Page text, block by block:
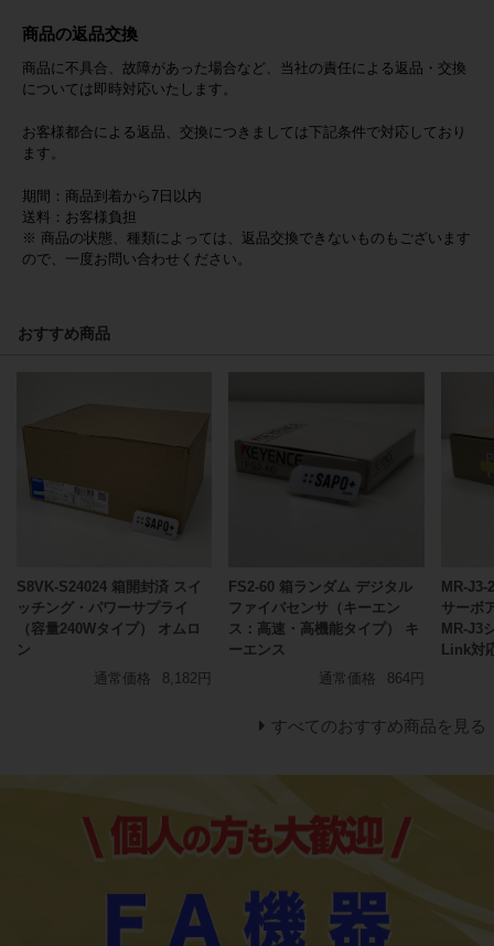
商品の返品交換
商品に不具合、故障があった場合など、当社の責任による返品・交換
については即時対応いたします。
お客様都合による返品、交換につきましては下記条件で対応しており
ます。
期間：商品到着から7日以内
送料：お客様負担
※ 商品の状態、種類によっては、返品交換できないものもございます
ので、一度お問い合わせください。
おすすめ商品
S8VK-S24024 箱開封済 スイ
ッチング・パワーサプライ
（容量240Wタイプ） オムロ
ン
通常価格
8,182円
FS2-60 箱ランダム デジタル
ファイバセンサ（キーエン
ス：高速・高機能タイプ） キ
ーエンス
通常価格
864円
MR-J3-
サーボ
MR-J3
Link対
すべてのおすすめ商品を見る